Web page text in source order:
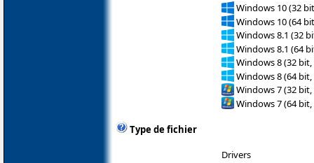
Windows 10 (32
Windows 10 (64
Windows 8.1 (32
Windows 8.1 (64
Windows 8 (32 bit,
Windows 8 (64 bit,
Windows 7 (32 bit,
Windows 7 (64 bit,
Type de fichier
Drivers